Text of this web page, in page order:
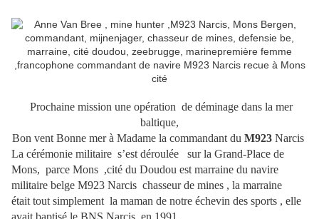
Prochaine mission une opération de déminage dans la mer
baltique,
Bon vent Bonne mer à Madame la commandant du M923 Narcis
La cérémonie militaire s’est déroulée sur la Grand-Place de
Mons, parce Mons ,cité du Doudou est marraine du navire
militaire belge M923 Narcis chasseur de mines , la marraine
était tout simplement la maman de notre échevin des sports , elle